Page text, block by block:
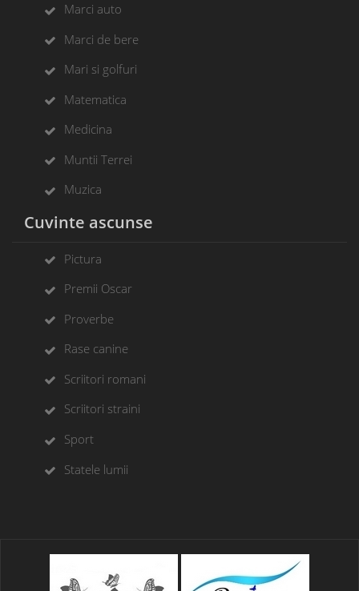
Marci auto
Marci de bere
Mari si golfuri
Matematica
Medicina
Muntii Terrei
Muzica
Cuvinte ascunse
Pictura
Premii Oscar
Proverbe
Rase canine
Scriitori romani
Scriitori straini
Sport
Statele lumii